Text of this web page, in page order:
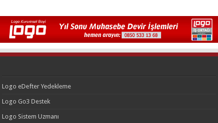
Logo eDefter Yedekleme
Logo Go3 Destek
Logo Sistem Uzmanı